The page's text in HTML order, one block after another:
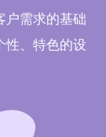
户需求的基础
性、特色的设